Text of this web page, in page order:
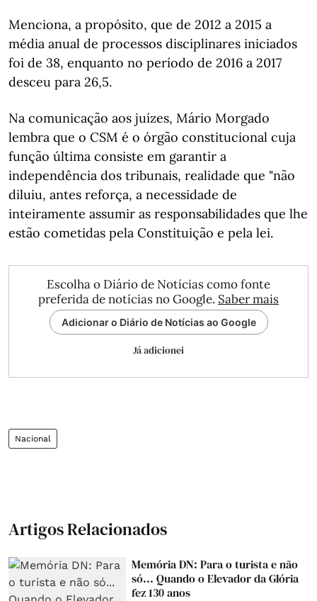
Menciona, a propósito, que de 2012 a 2015 a
média anual de processos disciplinares iniciados
foi de 38, enquanto no período de 2016 a 2017
desceu para 26,5.
Na comunicação aos juízes, Mário Morgado
lembra que o CSM é o órgão constitucional cuja
função última consiste em garantir a
independência dos tribunais, realidade que "não
diluiu, antes reforça, a necessidade de
inteiramente assumir as responsabilidades que lhe
estão cometidas pela Constituição e pela lei.
Escolha o Diário de Notícias como fonte
preferida de notícias no Google. Saber mais
Adicionar o Diário de Notícias ao Google
Já adicionei
Nacional
Artigos Relacionados
Memória DN: Para o turista e não
só... Quando o Elevador da Glória
fez 130 anos